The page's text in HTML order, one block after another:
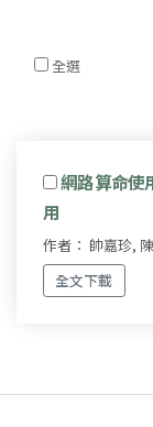
全選
網路算命使
用
作者： 帥嘉珍,
全文下載